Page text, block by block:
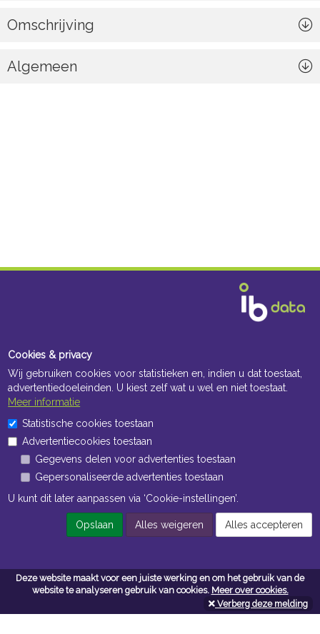
Deze website maakt voor een juiste werking en om het gebruik van de
website te analyseren gebruik van cookies. Meer over cookies.
Verberg deze melding
Omschrijving
Algemeen
Openingstijden Kantoor
ma t/m vr 8:30 uur tot 17:00 uur
Openingstijden Magazijn
ma t/m vr 7:00 uur tot 16:30 uur
Algemene voorwaarden
Cookies & privacy
Wij gebruiken cookies voor statistieken en, indien u dat toestaat,
advertentiedoeleinden. U kiest zelf wat u wel en niet toestaat.
Meer informatie
Statistische cookies toestaan
Advertentiecookies toestaan
Gegevens delen voor advertenties toestaan
Gepersonaliseerde advertenties toestaan
U kunt dit later aanpassen via ‘Cookie-instellingen’.
Opslaan Alles weigeren Alles accepteren